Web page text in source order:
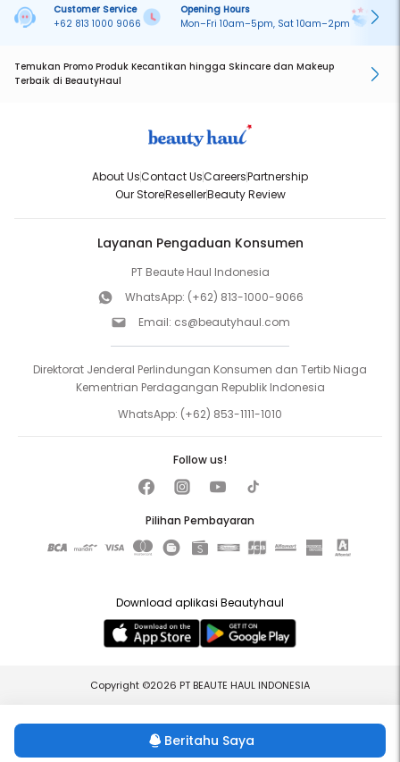
Beritahu Saya
Customer Service
+62 813 1000 9066
Opening Hours
Mon–Fri 10am–5pm, Sat 10am–2pm
Temukan Promo Produk Kecantikan hingga Skincare dan Makeup
Terbaik di BeautyHaul
About UsContact UsCareersPartnership
Our StoreResellerBeauty Review
Layanan Pengaduan Konsumen
PT Beaute Haul Indonesia
WhatsApp: (+62) 813-1000-9066
Email: cs@beautyhaul.com
Direktorat Jenderal Perlindungan Konsumen dan Tertib Niaga
Kementrian Perdagangan Republik Indonesia
WhatsApp: (+62) 853-1111-1010
Pilihan Pembayaran
Follow us!
Download aplikasi Beautyhaul
Copyright ©2026 PT BEAUTE HAUL INDONESIA